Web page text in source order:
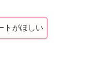
トがほしい